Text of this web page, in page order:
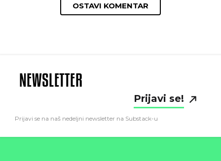
OSTAVI KOMENTAR
NEWSLETTER
Prijavi se!
Prijavi se na naš nedeljni newsletter na Substack-u